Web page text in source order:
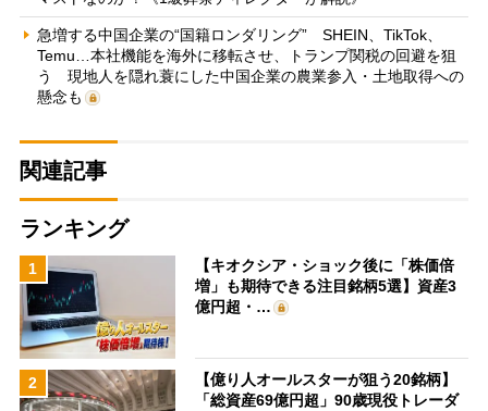
急増する中国企業の“国籍ロンダリング” SHEIN、TikTok、
Temu…本社機能を海外に移転させ、トランプ関税の回避を狙
う 現地人を隠れ蓑にした中国企業の農業参入・土地取得への
懸念も
関連記事
ランキング
1
【キオクシア・ショック後に「株価倍
増」も期待できる注目銘柄5選】資産3
億円超・…
2
【億り人オールスターが狙う20銘柄】
「総資産69億円超」90歳現役トレーダ